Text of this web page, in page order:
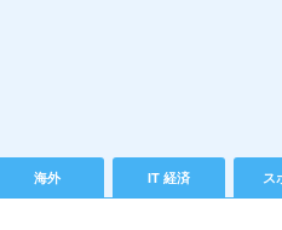
海外 IT 経済 ス